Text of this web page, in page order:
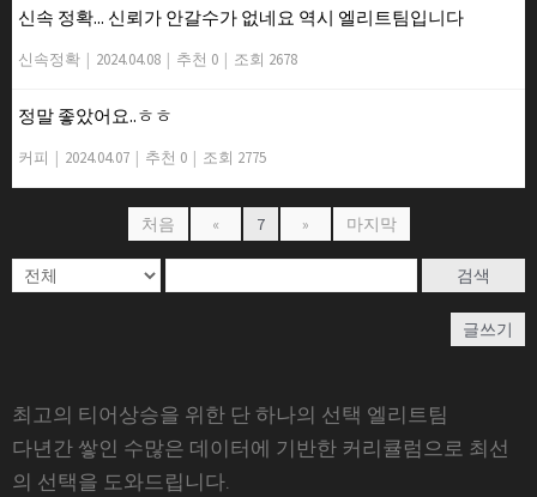
신속 정확... 신뢰가 안갈수가 없네요 역시 엘리트팀입니다
신속정확 | 2024.04.08 | 추천 0 | 조회 2678
정말 좋았어요..ㅎㅎ
커피 | 2024.04.07 | 추천 0 | 조회 2775
처음 « 7 » 마지막
검색
글쓰기
최고의 티어상승을 위한 단 하나의 선택 엘리트팀
다년간 쌓인 수많은 데이터에 기반한 커리큘럼으로 최선
의 선택을 도와드립니다.